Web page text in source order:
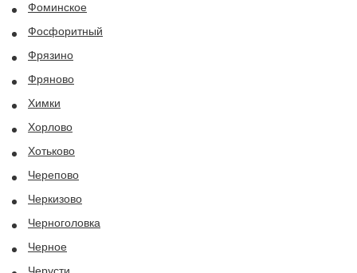
Фоминское
Фосфоритный
Фрязино
Фряново
Химки
Хорлово
Хотьково
Черепово
Черкизово
Черноголовка
Черное